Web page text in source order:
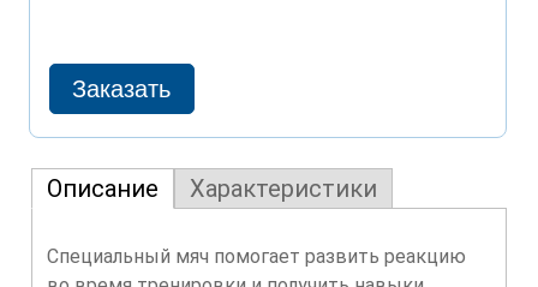
Описание Характеристики
Специальный мяч помогает развить реакцию